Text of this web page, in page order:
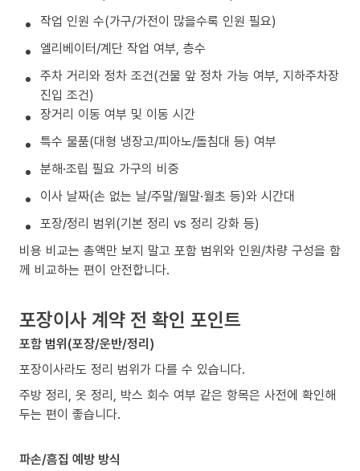
작업 인원 수(가구/가전이 많을수록 인원 필요)
엘리베이터/계단 작업 여부, 층수
주차 거리와 정차 조건(건물 앞 정차 가능 여부, 지하주차장
진입 조건)
장거리 이동 여부 및 이동 시간
특수 물품(대형 냉장고/피아노/돌침대 등) 여부
분해·조립 필요 가구의 비중
이사 날짜(손 없는 날/주말/월말·월초 등)와 시간대
포장/정리 범위(기본 정리 vs 정리 강화 등)
비용 비교는 총액만 보지 말고 포함 범위와 인원/차량 구성을 함
께 비교하는 편이 안전합니다.
포장이사 계약 전 확인 포인트
포함 범위(포장/운반/정리)
포장이사라도 정리 범위가 다를 수 있습니다.
주방 정리, 옷 정리, 박스 회수 여부 같은 항목은 사전에 확인해
두는 편이 좋습니다.
파손/흠집 예방 방식